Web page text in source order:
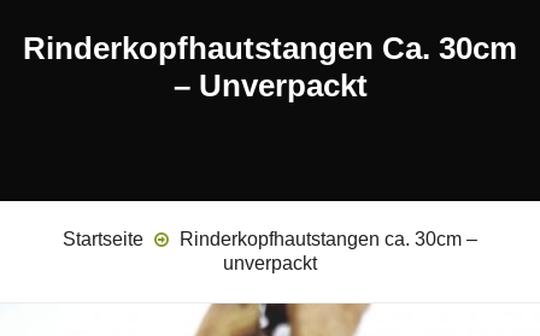
Rinderkopfhautstangen Ca. 30cm
– Unverpackt
Startseite
Rinderkopfhautstangen ca. 30cm –
unverpackt